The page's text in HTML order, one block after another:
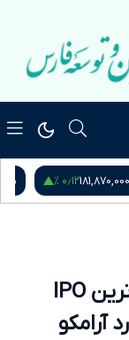
181,870,000۰٫۱۲ %
اسپیس‌ایکس در آستانه بزرگ‌ترین IPO
آرامکو